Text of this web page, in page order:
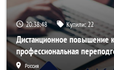
20:38:47 Купили:22
Дистанционное повышение
профессиональная
Россия